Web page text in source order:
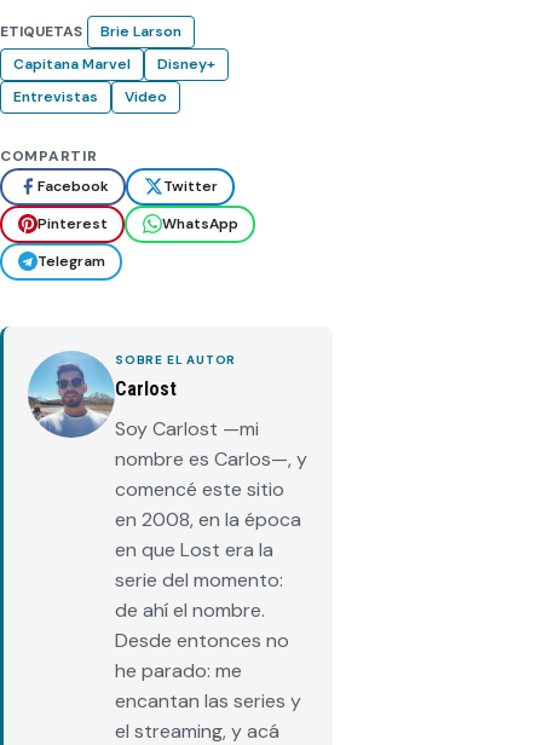
ETIQUETAS
Brie Larson
Capitana Marvel
Disney+
Entrevistas
Video
COMPARTIR
Facebook
Twitter
Pinterest
WhatsApp
Telegram
SOBRE EL AUTOR
Carlost
Soy Carlost —mi
nombre es Carlos—, y
comencé este sitio
en 2008, en la época
en que Lost era la
serie del momento:
de ahí el nombre.
Desde entonces no
he parado: me
encantan las series y
el streaming, y acá